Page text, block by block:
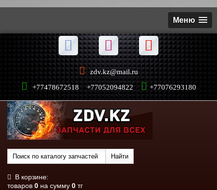
Меню
zdv.kz@mail.ru
+77478672518 +77052094822
+77076293180
В корзине:
товаров 0 на сумму 0 тг